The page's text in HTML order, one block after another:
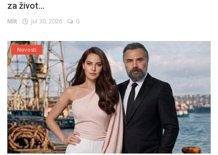
za život...
Milt Jul 30, 2026 0
Novosti